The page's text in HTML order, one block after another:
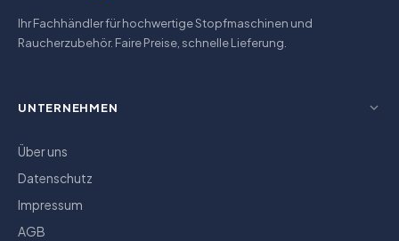
Ihr Fachhändler für hochwertige Stopfmaschinen und
Raucherzubehör. Faire Preise, schnelle Lieferung.
UNTERNEHMEN
Über uns
Datenschutz
Impressum
AGB